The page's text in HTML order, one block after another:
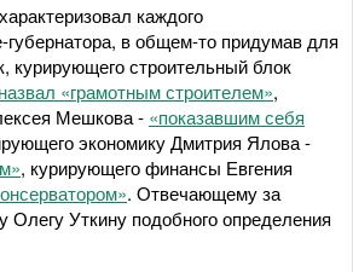
каждого
губернатора, в общем-то придумав для
курирующего строительный блок
«грамотным строителем»,
Мешкова - «показавшим себя
экономику Дмитрия Ялова -
, курирующего финансы Евгения
. Отвечающему за
Олегу Уткину подобного определения